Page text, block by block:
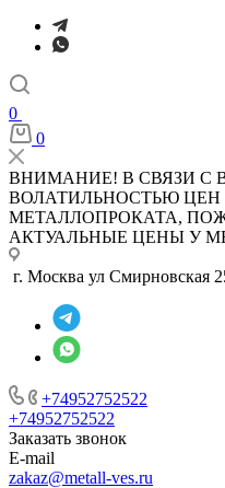
0
0
ВНИМАНИЕ! В СВЯЗИ С
ВОЛАТИЛЬНОСТЬЮ ЦЕН
МЕТАЛЛОПРОКАТА,
АКТУАЛЬНЫЕ ЦЕНЫ У
г. Москва ул Смирновская
+74952752522
+74952752522
Заказать звонок
E-mail
zakaz@metall-ves.ru